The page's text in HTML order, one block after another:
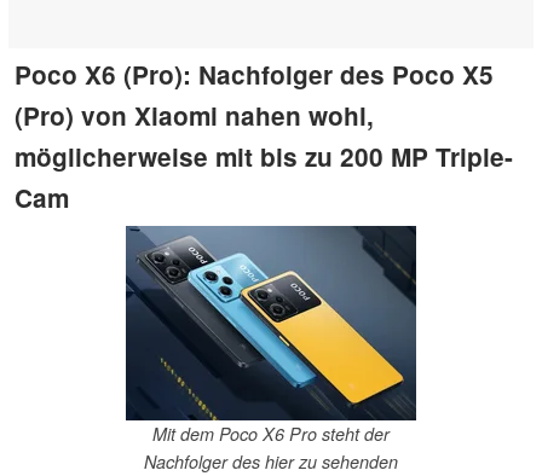
Poco X6 (Pro): Nachfolger des Poco X5
(Pro) von Xiaomi nahen wohl,
möglicherweise mit bis zu 200 MP Triple-
Cam
Mit dem Poco X6 Pro steht der
Nachfolger des hier zu sehenden